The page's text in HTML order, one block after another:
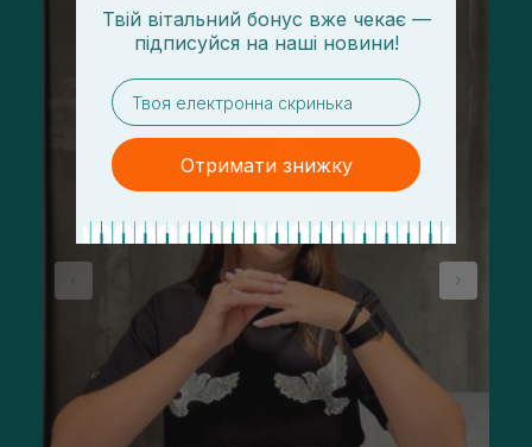
Твій вітальний бонус вже чекає —
підписуйся на наші новини!
email
Отримати знижку